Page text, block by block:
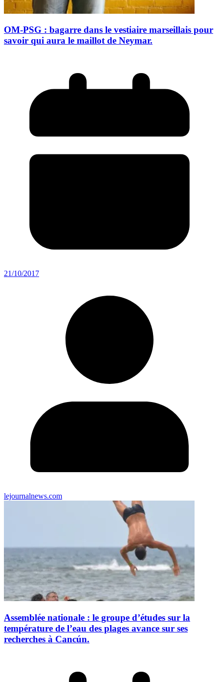
OM-PSG : bagarre dans le vestiaire marseillais pour
savoir qui aura le maillot de Neymar.
21/10/2017
lejournalnews.com
Assemblée nationale : le groupe d’études sur la
température de l’eau des plages avance sur ses
recherches à Cancún.